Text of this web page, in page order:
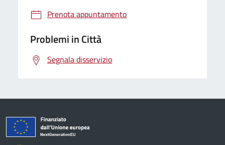
Prenota appuntamento
Problemi in Città
Segnala disservizio